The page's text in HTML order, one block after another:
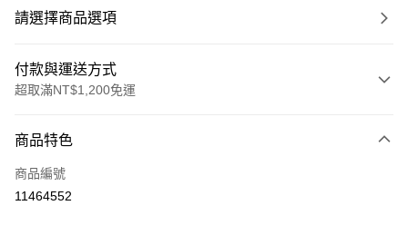
請選擇商品選項
付款與運送方式
超取滿NT$1,200免運
信用卡一次付款
超商取貨付款
商品特色
商品編號
11464552